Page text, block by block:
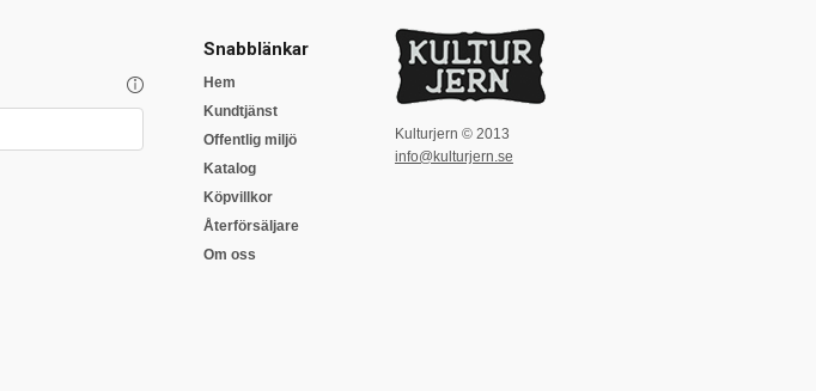
Snabblänkar
Hem
Kundtjänst
Offentlig miljö
Katalog
Köpvillkor
Återförsäljare
Om oss
Kulturjern © 2013
info@kulturjern.se